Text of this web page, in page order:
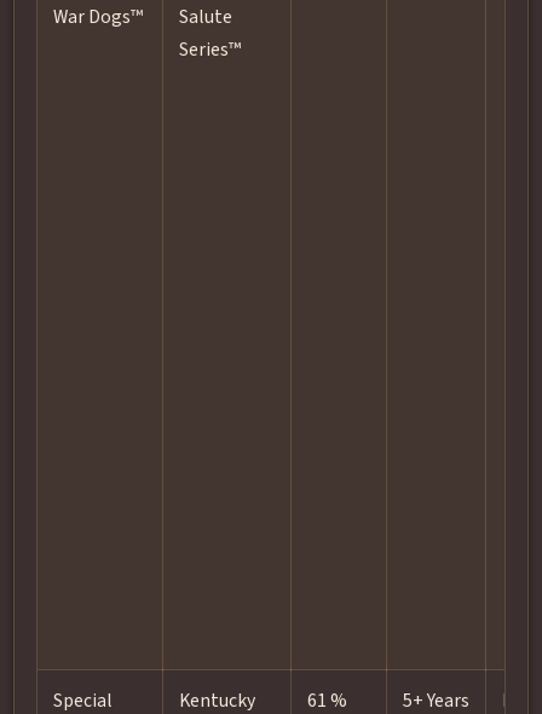
War Dogs™
Salute
Series™
Special
Kentucky
61 % 5+ Years
New